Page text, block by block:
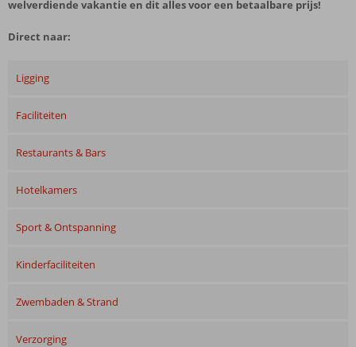
welverdiende vakantie en dit alles voor een betaalbare prijs!
Direct naar:
Ligging
Faciliteiten
Restaurants & Bars
Hotelkamers
Sport & Ontspanning
Kinderfaciliteiten
Zwembaden & Strand
Verzorging